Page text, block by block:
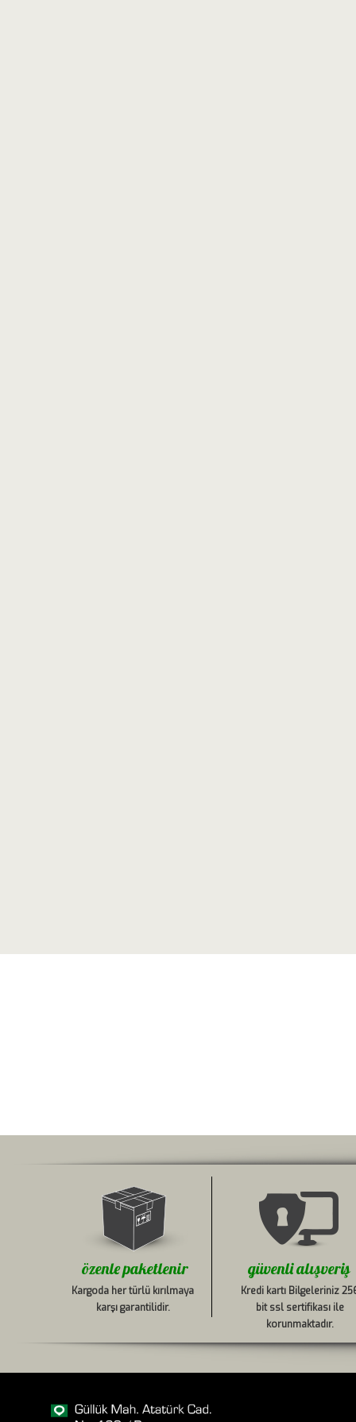
özenle paketlenir güvenli alışveriş
Kargoda her türlü kırılmaya
karşı garantilidir.
Kredi kartı Bilgeleriniz
bit ssl sertifikası ile
korunmaktadır.